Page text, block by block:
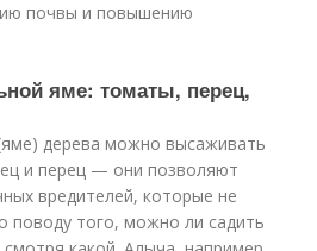
почвы и повышению
яме: томаты, перец,
дерева можно высаживать
и перец — они позволяют
вредителей, которые не
поводу того, можно ли садить